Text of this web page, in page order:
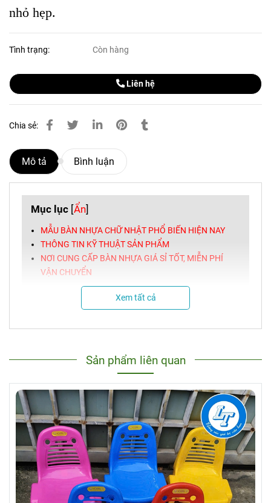
nhỏ hẹp.
Tình trạng: Còn hàng
Liên hệ
Chia sẻ:
Mô tả Bình luận
Mục lục [Ẩn]
MẪU BÀN NHỰA CHỮ NHẬT PHỔ BIẾN HIỆN NAY
THÔNG TIN KỸ THUẬT SẢN PHẨM
NƠI CUNG CẤP BÀN NHỰA GIÁ SỈ TỐT, MIỄN PHÍ
VẬN CHUYỂN
NHẤN ĐÂYđể xem thêm
cácVIDEO khác!
Xem tất cả
Sản phẩm liên quan